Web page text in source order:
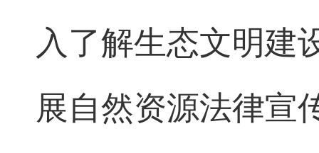
入了解生态文明建
展自然资源法律宣